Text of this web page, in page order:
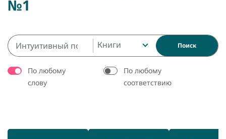
№1
Книги Поиск
По любому
слову
По любому
соответствию